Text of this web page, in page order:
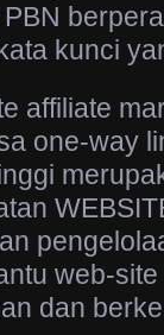
kunci
affiliate
one-way
web-
dan